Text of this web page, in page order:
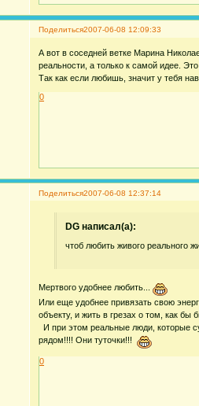
Поделиться2007-06-08 12:09:33
А вот в соседней ветке Марина
реальности, а только к самой идее.
Так как если любишь, значит у тебя
0
Поделиться2007-06-08 12:37:14
DG написал(а):
чтоб любить живого реального
Мертвого удобнее любить...
Или еще удобнее привязать свою
объекту, и жить в грезах о том, как бы
И при этом реальные люди, которые
рядом!!!! Они туточки!!!
0